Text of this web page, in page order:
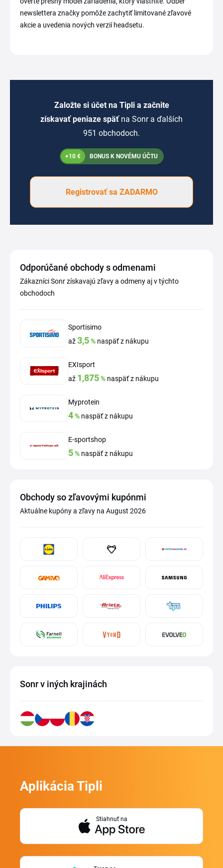
newslettera značky pomôže zachytiť limitované zľavové
akcie a uvedenia nových verzií headsetu.
Založte si účet na Tipli a začnite
získavať peniaze späť na Sonr a ďalších
951 obchodoch.
+10 € BONUS K NOVÉMU ÚČTU
Registrovať sa ZADARMO
Odporúčané obchody s odmenami
Zákazníci Sonr získavajú zľavy a odmeny aj v týchto
obchodoch
Sportisimo
až3,5% naspäť z nákupu
EXIsport
až 1,875% naspäť z nákupu
Myprotein
4% naspäť z nákupu
E-sportshop
5% naspäť z nákupu
Obchody so zľavovými kupónmi
Aktuálne kupóny a zľavy na August 2026
Sonr v iných krajinách
Aplikácia Tipli
Stiahnuť na